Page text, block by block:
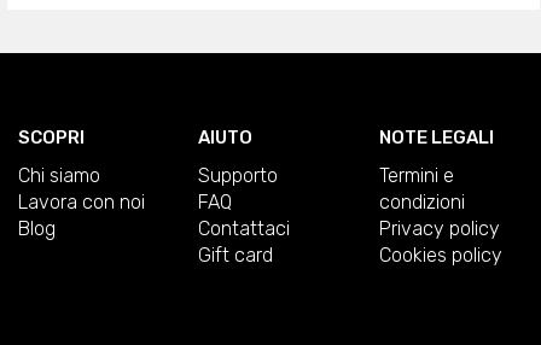
SCOPRI
Chi siamo
Lavora con noi
Blog
AIUTO
Supporto
FAQ
Contattaci
Gift card
NOTE LEGALI
Termini e
condizioni
Privacy policy
Cookies policy